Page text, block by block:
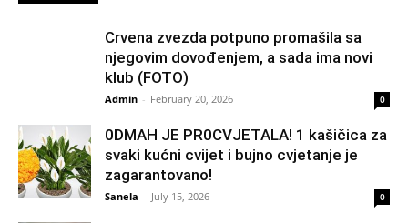
Crvena zvezda potpuno promašila sa
njegovim dovođenjem, a sada ima novi
klub (FOTO)
Admin - February 20, 2026 0
0DMAH JE PR0CVJETALA! 1 kašičica za
svaki kućni cvijet i bujno cvjetanje je
zagarantovano!
Sanela - July 15, 2026 0